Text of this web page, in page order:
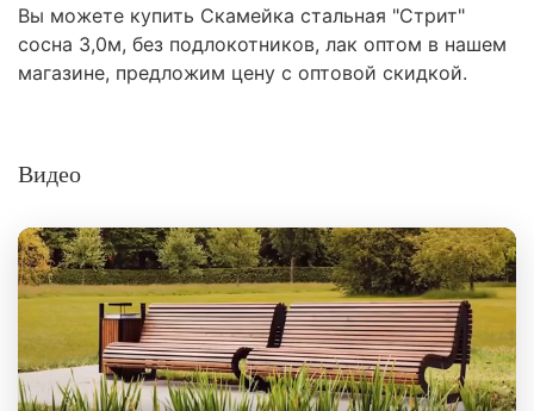
Вы можете купить Скамейка стальная "Стрит"
сосна 3,0м, без подлокотников, лак оптом в нашем
магазине, предложим цену с оптовой скидкой.
Видео